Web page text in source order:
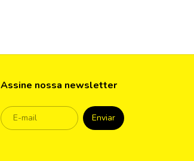
Assine nossa newsletter